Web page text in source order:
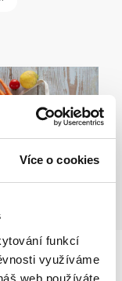
Více o cookies
funkcí
využíváme
web používáte,